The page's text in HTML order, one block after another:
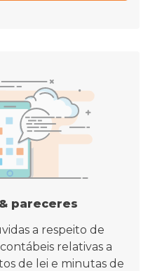
pareceres
a respeito de
relativas a
de lei e minutas de